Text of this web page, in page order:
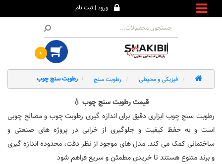
ورود | ثبت نام
۰
فیزیکی و محیطی رطوبت سنج رطوبت سنج چوب
قیمت رطوبت سنج چوب 💧
رطوبت سنج چوب ابزاری دقیق برای اندازه گیری رطوبت چوب و مصالح چوبی
است و به حفظ کیفیت و جلوگیری از خرابی در پروژه های صنعتی و
ساختمانی کمک می کند. مدل های موجود از نظر دقت، محدوده اندازه گیری
و برند متنوع هستند تا خریدی مطمئن و سریع فراهم شود